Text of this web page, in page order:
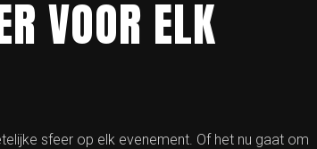
VOOR ELK
sfeer op elk evenement. Of het nu gaat om